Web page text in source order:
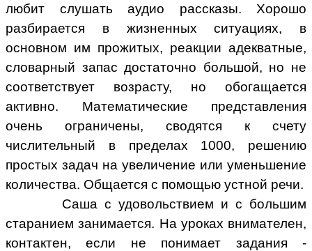
любит слушать аудио рассказы. Хорошо
разбирается в жизненных ситуациях, в
основном им прожитых, реакции адекватные,
словарный запас достаточно большой, но не
соответствует возрасту, но обогащается
активно. Математические представления
очень ограничены, сводятся к счету
числительный в пределах 1000, решению
простых задач на увеличение или уменьшение
количества. Общается с помощью устной речи.
Саша с удовольствием и с большим
старанием занимается. На уроках внимателен,
контактен, если не понимает задания -